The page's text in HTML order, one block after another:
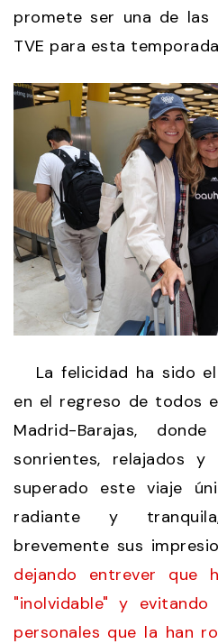
promete ser una de las
TVE para esta
La felicidad ha sido el
en el regreso de todos
Madrid-Barajas,
sonrientes, relajados
superado este viaje
radiante y
brevemente sus
dejando entrever que
"inolvidable" y
personales que la han